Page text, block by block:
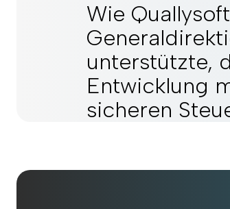
Wie
unterstützte,
Entwicklung
sicheren